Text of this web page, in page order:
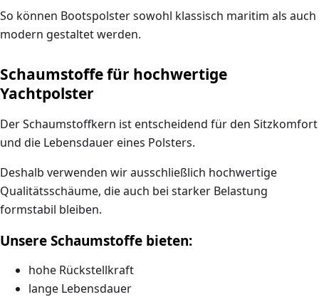
So können Bootspolster sowohl klassisch maritim als auch
modern gestaltetwerden.
Schaumstoffe für hochwertige
Yachtpolster
Der Schaumstoffkern ist entscheidend für den Sitzkomfort
und die Lebensdauer eines Polsters.
Deshalb verwenden wir ausschließlich hochwertige
Qualitätsschäume, die auch bei starker Belastung
formstabil bleiben.
Unsere Schaumstoffe bieten:
hohe Rückstellkraft
lange Lebensdauer